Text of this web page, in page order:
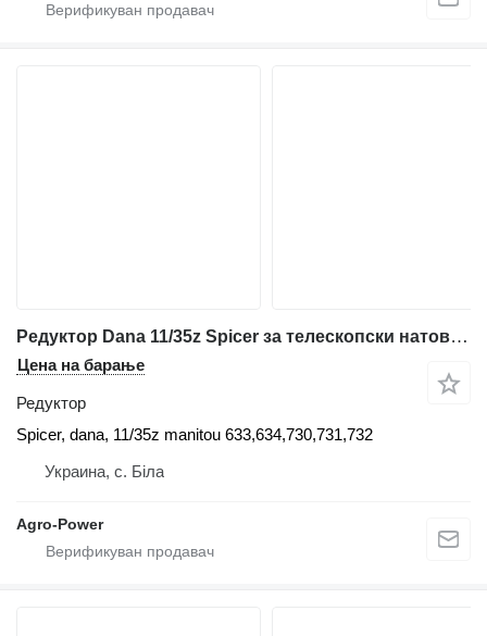
Редуктор Dana 11/35z Spicer за телескопски натоварувач Manitou 633,634,730,731,732
Цена на барање
Редуктор
Spicer, dana, 11/35z manitou 633,634,730,731,732
Украина, с. Біла
Agro-Power